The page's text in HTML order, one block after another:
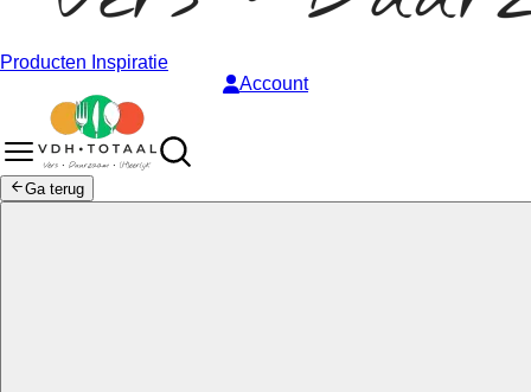
Producten Inspiratie
Account
Ga terug